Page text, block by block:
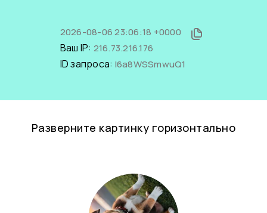
2026-08-06 23:06:18 +0000
Ваш IP: 216.73.216.176
ID запроса: I6a8WSSmwuQ1
Разверните картинку горизонтально